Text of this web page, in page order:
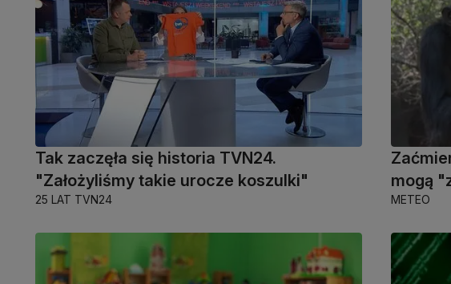
Tak zaczęła się historia TVN24.
"Założyliśmy takie urocze koszulki"
25 LAT TVN24
mogą
METEO